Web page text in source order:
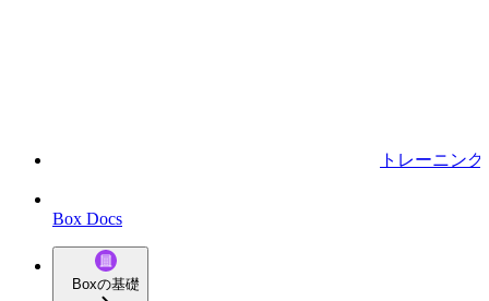
トレーニング
Box Docs
Boxの基礎